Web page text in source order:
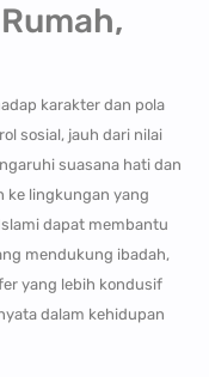
karakter dan pola
sosial, jauh dari nilai
suasana hati dan
ke lingkungan yang
dapat membantu
mendukung ibadah,
yang lebih kondusif
dalam kehidupan